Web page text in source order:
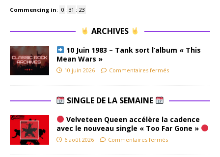
Commencing in: 0 : 31 : 23
ARCHIVES
10 Juin 1983 – Tank sort l’album « This
Mean Wars »
10 juin 2026 Commentaires fermés
SINGLE DE LA SEMAINE
Velveteen Queen accélère la cadence
avec le nouveau single « Too Far Gone »
6 août 2026 Commentaires fermés